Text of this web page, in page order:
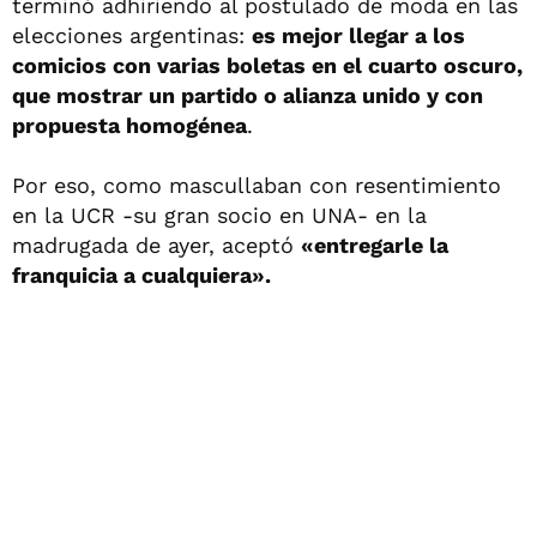
elecciones argentinas: es mejor llegar a los
comicios con varias boletas en el cuarto oscuro,
que mostrar un partido o alianza unido y con
propuesta homogénea.
Por eso, como mascullaban con resentimiento
en la UCR -su gran socio en UNA- en la
madrugada de ayer, aceptó «entregarle la
franquicia a cualquiera».